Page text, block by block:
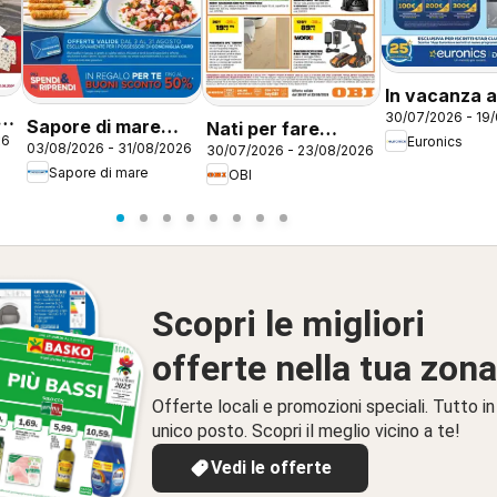
Sapore di mare
volantino Brescia
03/08/2026 - 31/08/2026
Sapore di mare
Nati per fare
estate
30/07/2026 - 23/08/2026
OBI
In vacanza
zero
30/07/2026 -
Euronics
Scopri le migliori
offerte nella tua zona
Offerte locali e promozioni speciali. Tutto in
unico posto. Scopri il meglio vicino a te!
Vedi le offerte